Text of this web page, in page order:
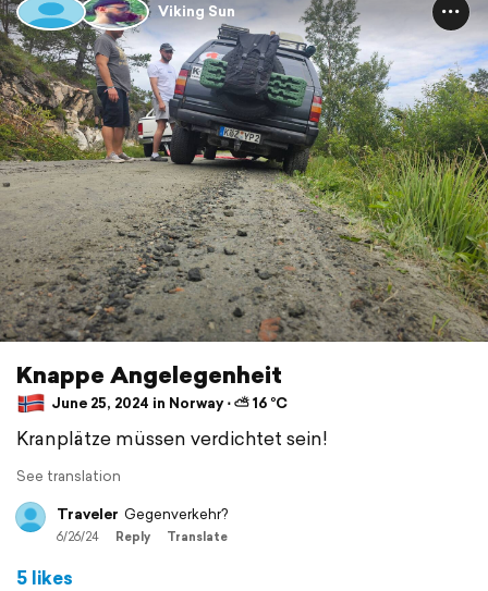
Viking Sun
Knappe Angelegenheit
June 25, 2024 in Norway ⋅ ⛅ 16 °C
Kranplätze müssen verdichtet sein!
See translation
Traveler Gegenverkehr?
6/26/24 Reply Translate
5 likes